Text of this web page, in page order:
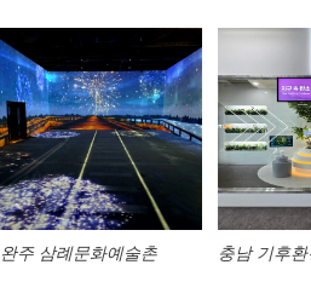
완주 삼례문화예술촌 충남 기후